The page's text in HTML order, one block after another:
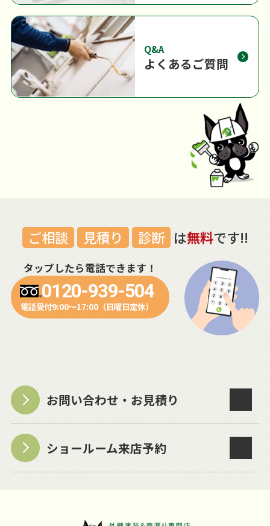
Q&A
よくあるご質問
ご相談 見積り 診断 は無料です!!
タップしたら電話できます！
0120-939-504
電話受付9:00～17:00（日曜日定休）
お問い合わせ・お見積り
ショールーム来店予約